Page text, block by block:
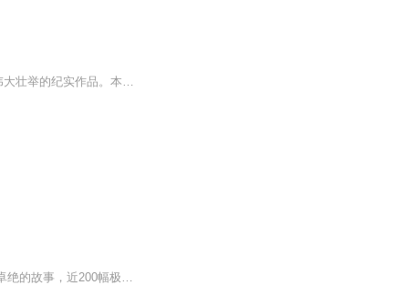
书籍信息：《红军长征史》内容重点：《红军长征史》是一部全景式再现中国革命史上这一伟大壮举的纪实作品。本书以详实的史料、生动的笔触，深度还原了1934年至1936年间红军跨越万水千山、突破重重封锁的艰苦征程。从湘江血战的悲壮、遵义会议的转折，到雪...
入选2016年主题出版重点出版物；纪念红军长征胜利80周年重点图书；详细史料，47个艰苦卓绝的故事，近200幅极具历史价值的图片，珍贵行军路线图与战役要图；每个故事配有事件背景、设定知识问答，关键节点添加资料链接；书后附有“长征中的重大会议”和“长...